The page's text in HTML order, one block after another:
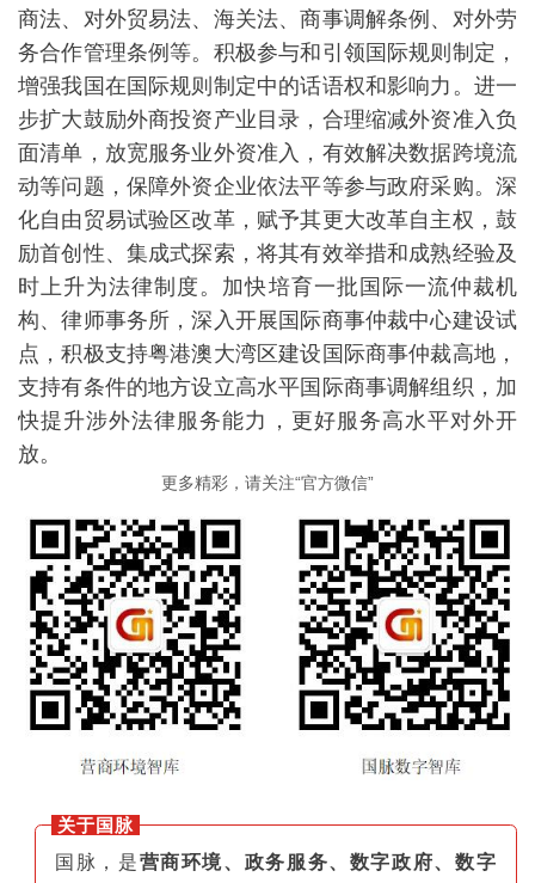
商法、对外贸易法、海关法、商事调解条例、对外劳
务合作管理条例等。积极参与和引领国际规则制定，
增强我国在国际规则制定中的话语权和影响力。进一
步扩大鼓励外商投资产业目录，合理缩减外资准入负
面清单，放宽服务业外资准入，有效解决数据跨境流
动等问题，保障外资企业依法平等参与政府采购。深
化自由贸易试验区改革，赋予其更大改革自主权，鼓
励首创性、集成式探索，将其有效举措和成熟经验及
时上升为法律制度。加快培育一批国际一流仲裁机
构、律师事务所，深入开展国际商事仲裁中心建设试
点，积极支持粤港澳大湾区建设国际商事仲裁高地，
支持有条件的地方设立高水平国际商事调解组织，加
快提升涉外法律服务能力，更好服务高水平对外开
放。
更多精彩，请关注“官方微信”
关于国脉
国脉，是营商环境、政务服务、数字政府、数字